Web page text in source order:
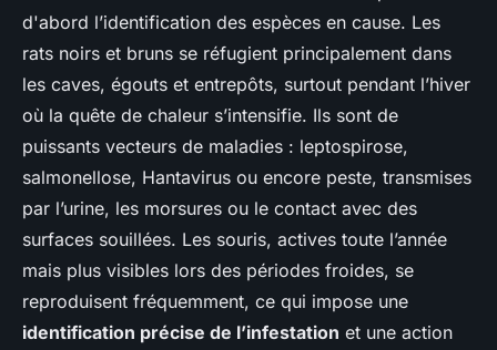
d'abord l’identification des espèces en cause. Les
rats noirs et bruns se réfugient principalement dans
les caves, égouts et entrepôts, surtout pendant l’hiver
où la quête de chaleur s’intensifie. Ils sont de
puissants vecteurs de maladies : leptospirose,
salmonellose, Hantavirus ou encore peste, transmises
par l’urine, les morsures ou le contact avec des
surfaces souillées. Les souris, actives toute l’année
mais plus visibles lors des périodes froides, se
reproduisent fréquemment, ce qui impose une
identification précise de l’infestation et une action